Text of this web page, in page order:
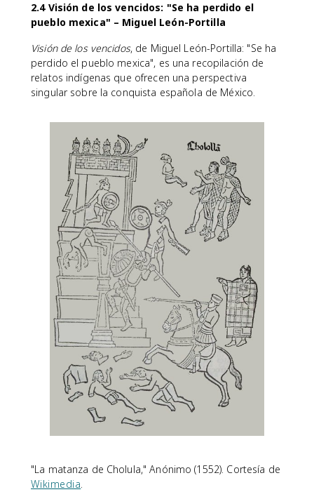
2.4 Visión de los vencidos: "Se ha perdido el
pueblo mexica" – Miguel León-Portilla
Visión de los vencidos, de Miguel León-Portilla: "Se ha
perdido el pueblo mexica", es una recopilación de
relatos indígenas que ofrecen una perspectiva
singular sobre la conquista española de México.
"La matanza de Cholula," Anónimo (1552). Cortesía de
Wikimedia.